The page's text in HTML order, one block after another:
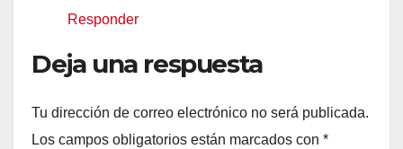
Responder
Deja una respuesta
Tu dirección de correo electrónico no será publicada.
Los campos obligatorios están marcados con *